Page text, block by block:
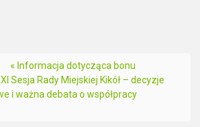
« Informacja dotycząca bonu
Sesja Rady Miejskiej Kikół – decyzje
i ważna debata o współpracy